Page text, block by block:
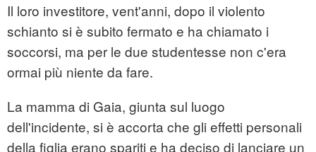
Il loro investitore, vent'anni, dopo il violento
schianto si è subito fermato e ha chiamato i
soccorsi, ma per le due studentesse non c'era
ormai più niente da fare.
La mamma di Gaia, giunta sul luogo
dell'incidente, si è accorta che gli effetti personali
della figlia erano spariti e ha deciso di lanciare un